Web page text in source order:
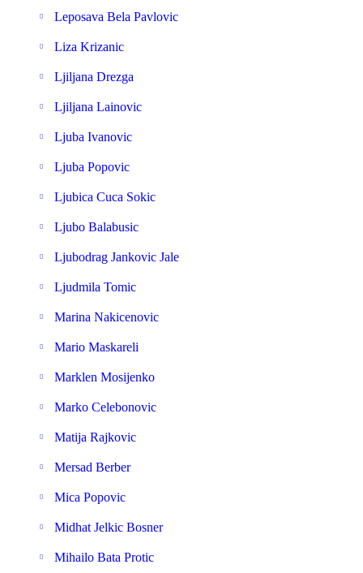
Leposava Bela Pavlovic
Liza Krizanic
Ljiljana Drezga
Ljiljana Lainovic
Ljuba Ivanovic
Ljuba Popovic
Ljubica Cuca Sokic
Ljubo Balabusic
Ljubodrag Jankovic Jale
Ljudmila Tomic
Marina Nakicenovic
Mario Maskareli
Marklen Mosijenko
Marko Celebonovic
Matija Rajkovic
Mersad Berber
Mica Popovic
Midhat Jelkic Bosner
Mihailo Bata Protic